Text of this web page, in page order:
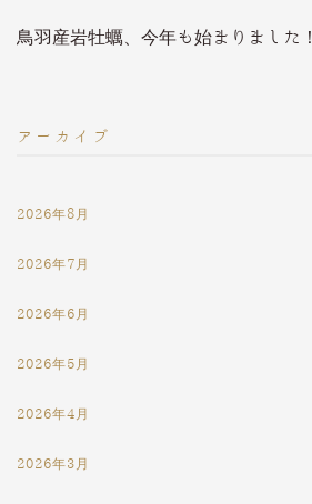
鳥羽産岩牡蠣、今年も始まりました！
アーカイブ
2026年8月
2026年7月
2026年6月
2026年5月
2026年4月
2026年3月